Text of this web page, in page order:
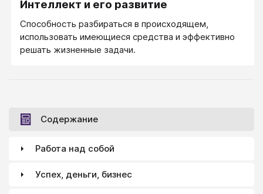
Интеллект и его развитие
Способность разбираться в происходящем,
использовать имеющиеся средства и эффективно
решать жизненные задачи.
Содержание
Работа над собой
Успех, деньги, бизнес